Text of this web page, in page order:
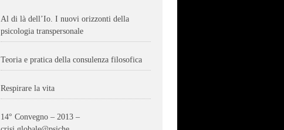
Al di là dell’Io. I nuovi orizzonti della
psicologia transpersonale
Teoria e pratica della consulenza filosofica
Respirare la vita
14° Convegno – 2013 –